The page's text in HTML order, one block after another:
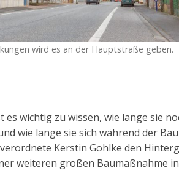
wird es an der Hauptstraße geben.
wichtig zu wissen, wie lange sie
wie lange sie sich während der
Kerstin Gohlke den
weiteren großen Baumaßnahme in